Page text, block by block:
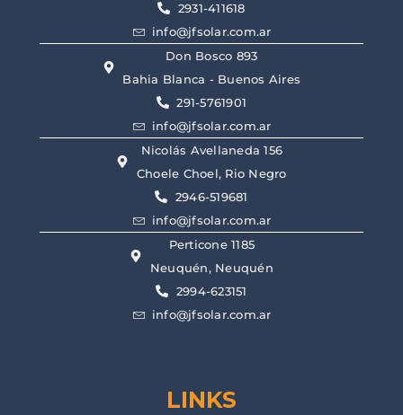
2931-411618
info@jfsolar.com.ar
Don Bosco 893
Bahia Blanca - Buenos Aires
291-5761901
info@jfsolar.com.ar
Nicolás Avellaneda 156
Choele Choel, Rio Negro
2946-519681
info@jfsolar.com.ar
Perticone 1185
Neuquén, Neuquén
2994-623151
info@jfsolar.com.ar
LINKS